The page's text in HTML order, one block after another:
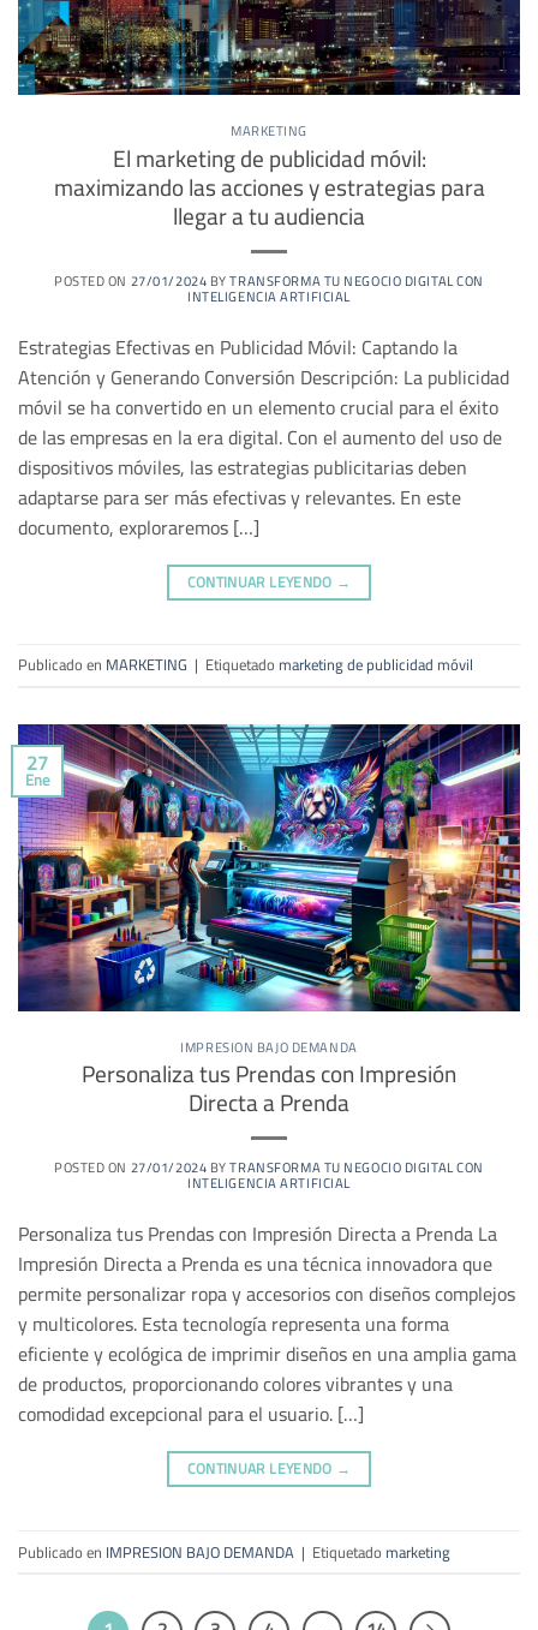
MARKETING
El marketing de publicidad móvil:
maximizando las acciones y estrategias para
llegar a tu audiencia
POSTED ON 27/01/2024BYTRANSFORMA TU NEGOCIO DIGITAL CON
INTELIGENCIA ARTIFICIAL
Estrategias Efectivas en Publicidad Móvil: Captando la
Atención y Generando Conversión Descripción: La publicidad
móvil se ha convertido en un elemento crucial para el éxito
de las empresas en la era digital. Con el aumento del uso de
dispositivos móviles, las estrategias publicitarias deben
adaptarse para ser más efectivas y relevantes. En este
documento, exploraremos […]
CONTINUAR LEYENDO →
Publicado en MARKETING | Etiquetado marketing de publicidad móvil
27
Ene
IMPRESION BAJO DEMANDA
Personaliza tus Prendas con Impresión
Directa a Prenda
POSTED ON 27/01/2024BYTRANSFORMA TU NEGOCIO DIGITAL CON
INTELIGENCIA ARTIFICIAL
Personaliza tus Prendas con Impresión Directa a Prenda La
Impresión Directa a Prenda es una técnica innovadora que
permite personalizar ropa y accesorios con diseños complejos
y multicolores. Esta tecnología representa una forma
eficiente y ecológica de imprimir diseños en una amplia gama
de productos, proporcionando colores vibrantes y una
comodidad excepcional para el usuario. […]
CONTINUAR LEYENDO →
Publicado en IMPRESION BAJO DEMANDA | Etiquetado marketing